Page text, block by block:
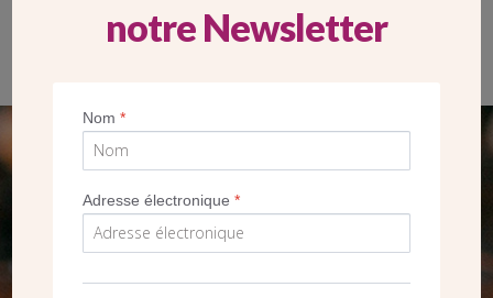
Bâtie entre 1935 et 1963, l’église est dessinée par l’architecte
Henri Vidal mais achevée après sa mort en 1955.
SEUL VOTRE DON
NOUS PERMET D’AGIR
FAIRE UN DON
notre Newsletter
Nom*
Adresse électronique*